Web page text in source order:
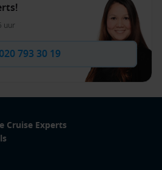
uur
020 793 30 19
Cruise Experts